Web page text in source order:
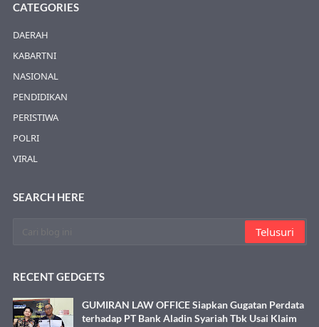
CATEGORIES
DAERAH
KABARTNI
NASIONAL
PENDIDIKAN
PERISTIWA
POLRI
VIRAL
SEARCH HERE
RECENT GEDGETS
GUMIRAN LAW OFFICE Siapkan Gugatan Perdata
terhadap PT Bank Aladin Syariah Tbk Usai Klaim